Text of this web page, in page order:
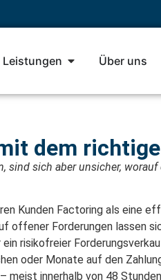
Leistungen Über uns
dem
sind sich aber unsicher,
Kunden Factoring als eine
offener Forderungen lassen
risikofreier
oder Monate auf den
meist innerhalb von 48